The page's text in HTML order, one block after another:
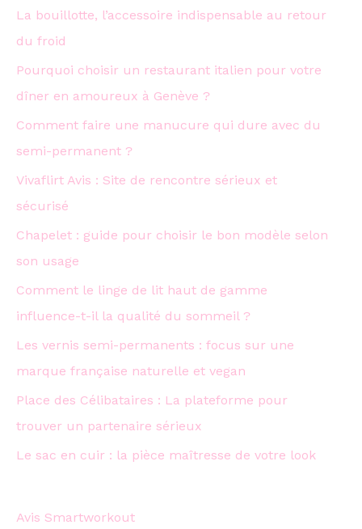
La bouillotte, l’accessoire indispensable au retour
du froid
Pourquoi choisir un restaurant italien pour votre
dîner en amoureux à Genève ?
Comment faire une manucure qui dure avec du
semi-permanent ?
Vivaflirt Avis : Site de rencontre sérieux et
sécurisé
Chapelet : guide pour choisir le bon modèle selon
son usage
Comment le linge de lit haut de gamme
influence-t-il la qualité du sommeil ?
Les vernis semi-permanents : focus sur une
marque française naturelle et vegan
Place des Célibataires : La plateforme pour
trouver un partenaire sérieux
Le sac en cuir : la pièce maîtresse de votre look
Avis Smartworkout